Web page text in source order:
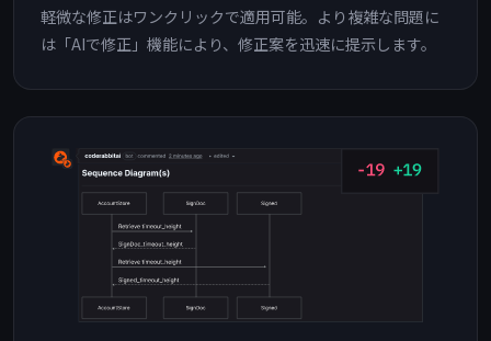
軽微な修正はワンクリックで適用可能。より複雑な問題に
は「AIで修正」機能により、修正案を迅速に提示します。